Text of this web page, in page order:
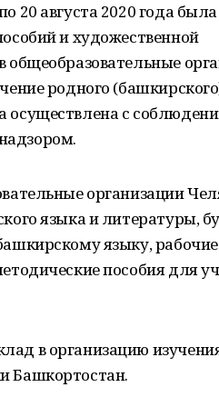
20 августа 2020 года была
и художественной
общеобразовательные
родного
с
организации
языка и литературы,
языку,
пособия для
в организацию
Башкортостан.